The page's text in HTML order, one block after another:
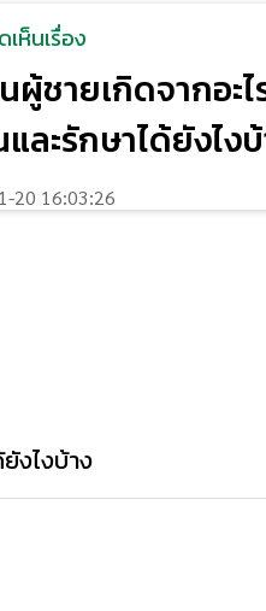
ห็นเรื่อง
ผู้ชายเกิดจากอะ
ละรักษาได้ยังไง
20 16:03:26
งไงบ้าง